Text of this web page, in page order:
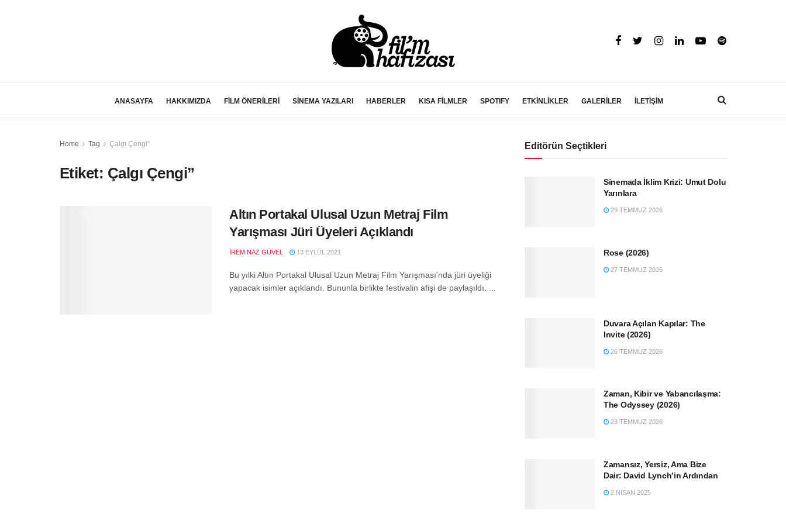
ANASAYFA HAKKIMIZDA FİLM ÖNERİLERİ SİNEMA YAZILARI HABERLER KISA FİLMLER SPOTIFY ETKİNLİKLER GALERİLER İLETİŞİM
Home Tag Çalgı Çengi”
Etiket: Çalgı Çengi”
Altın Portakal Ulusal Uzun Metraj Film
Yarışması Jüri Üyeleri Açıklandı
İREM NAZ GÜVEL 13 EYLÜL 2021
Bu yılki Altın Portakal Ulusal Uzun Metraj Film Yarışması'nda jüri üyeliği
yapacak isimler açıklandı. Bununla birlikte festivalin afişi de paylaşıldı. ...
Editörün Seçtikleri
Sinemada İklim Krizi: Umut Dolu
Yarınlara
29 TEMMUZ 2026
Rose (2026)
27 TEMMUZ 2026
Duvara Açılan Kapılar: The
Invite (2026)
26 TEMMUZ 2026
Zaman, Kibir ve Yabancılaşma:
The Odyssey (2026)
23 TEMMUZ 2026
Zamansız, Yersiz, Ama Bize
Dair: David Lynch’in Ardından
2 NISAN 2025